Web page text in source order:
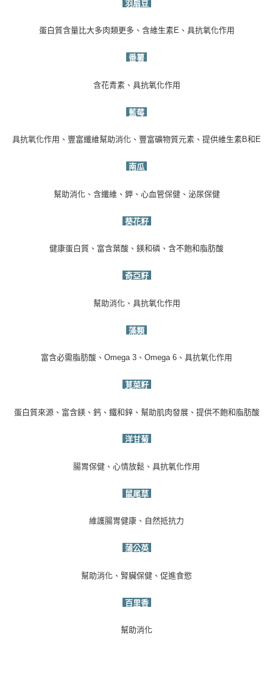
羽扇豆
蛋白質含量比大多肉類更多、含維生素E 、具抗氧化作用
番薯
含花青素、具抗氧化作用
藍莓
具抗氧化作用、豐富纖維幫助消化、豐富礦物質元素、提供維生素B和 E
南瓜
幫助消化、含纖維、鉀、心血管保健、泌尿保健
葵花籽
健康蛋白質、富含葉酸、鎂和磷、含不飽和脂肪酸
奇亞籽
幫助消化、具抗氧化作用
藻類
富含必需脂肪酸、 Omega 3 、 Omega 6 、具抗氧化作用
莧菜籽
蛋白質來源、富含鎂、鈣、鐵和鋅、幫助肌肉發展、提供不飽和脂肪酸
洋甘菊
腸胃保健、心情放鬆、具抗氧化作用
鼠尾草
維護腸胃健康、自然抵抗力
蒲公英
幫助消化、腎臟保健、促進食慾
百里香
幫助消化